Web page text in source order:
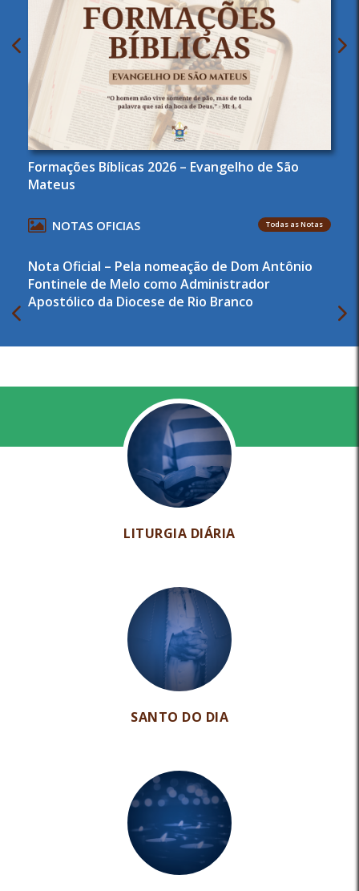
Formações Bíblicas 2026 – Evangelho de São
Mateus
NOTAS OFICIAS Todas as Notas
Nota Oficial – Pela nomeação de Dom Antônio
Fontinele de Melo como Administrador
Apostólico da Diocese de Rio Branco
LITURGIA DIÁRIA
SANTO DO DIA